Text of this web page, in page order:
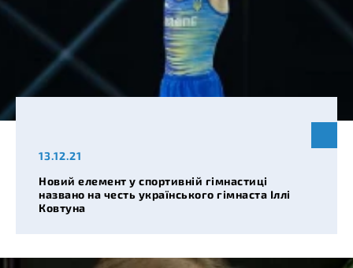
13.12.21
Новий елемент у спортивній гімнастиці
названо на честь українського гімнаста Іллі
Ковтуна